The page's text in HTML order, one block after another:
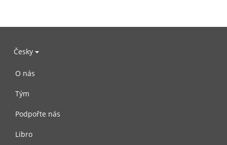
Česky
O nás
Tým
Podpořte nás
Libro